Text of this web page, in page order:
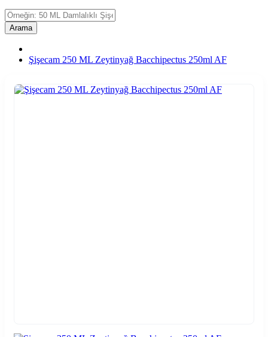
Arama
Şişecam 250 ML Zeytinyağ Bacchipectus 250ml AF